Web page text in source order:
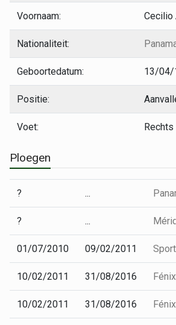
Voornaam: Cecilio
Nationaliteit:
Geboortedatum: 13/04/
Positie:
Voet: Rechts
Ploegen
? ...
? ...
01/07/2010 09/02/2011
10/02/2011 31/08/2016 Fénix
10/02/2011 31/08/2016 Fénix